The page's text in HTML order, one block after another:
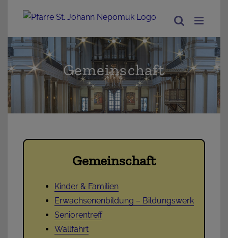
springen
Gemeinschaft
Gemeinschaft
Kinder & Familien
Erwachsenenbildung – Bildungswerk
Seniorentreff
Wallfahrt